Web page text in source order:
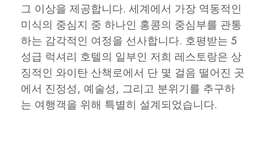
그 이상을 제공합니다. 세계에서 가장 역동적인
미식의 중심지 중 하나인 홍콩의 중심부를 관통
하는 감각적인 여정을 선사합니다. 호평받는 5
성급 럭셔리 호텔의 일부인 저희 레스토랑은 상
징적인 와이탄 산책로에서 단 몇 걸음 떨어진 곳
에서 진정성, 예술성, 그리고 분위기를 추구하
는 여행객을 위해 특별히 설계되었습니다.